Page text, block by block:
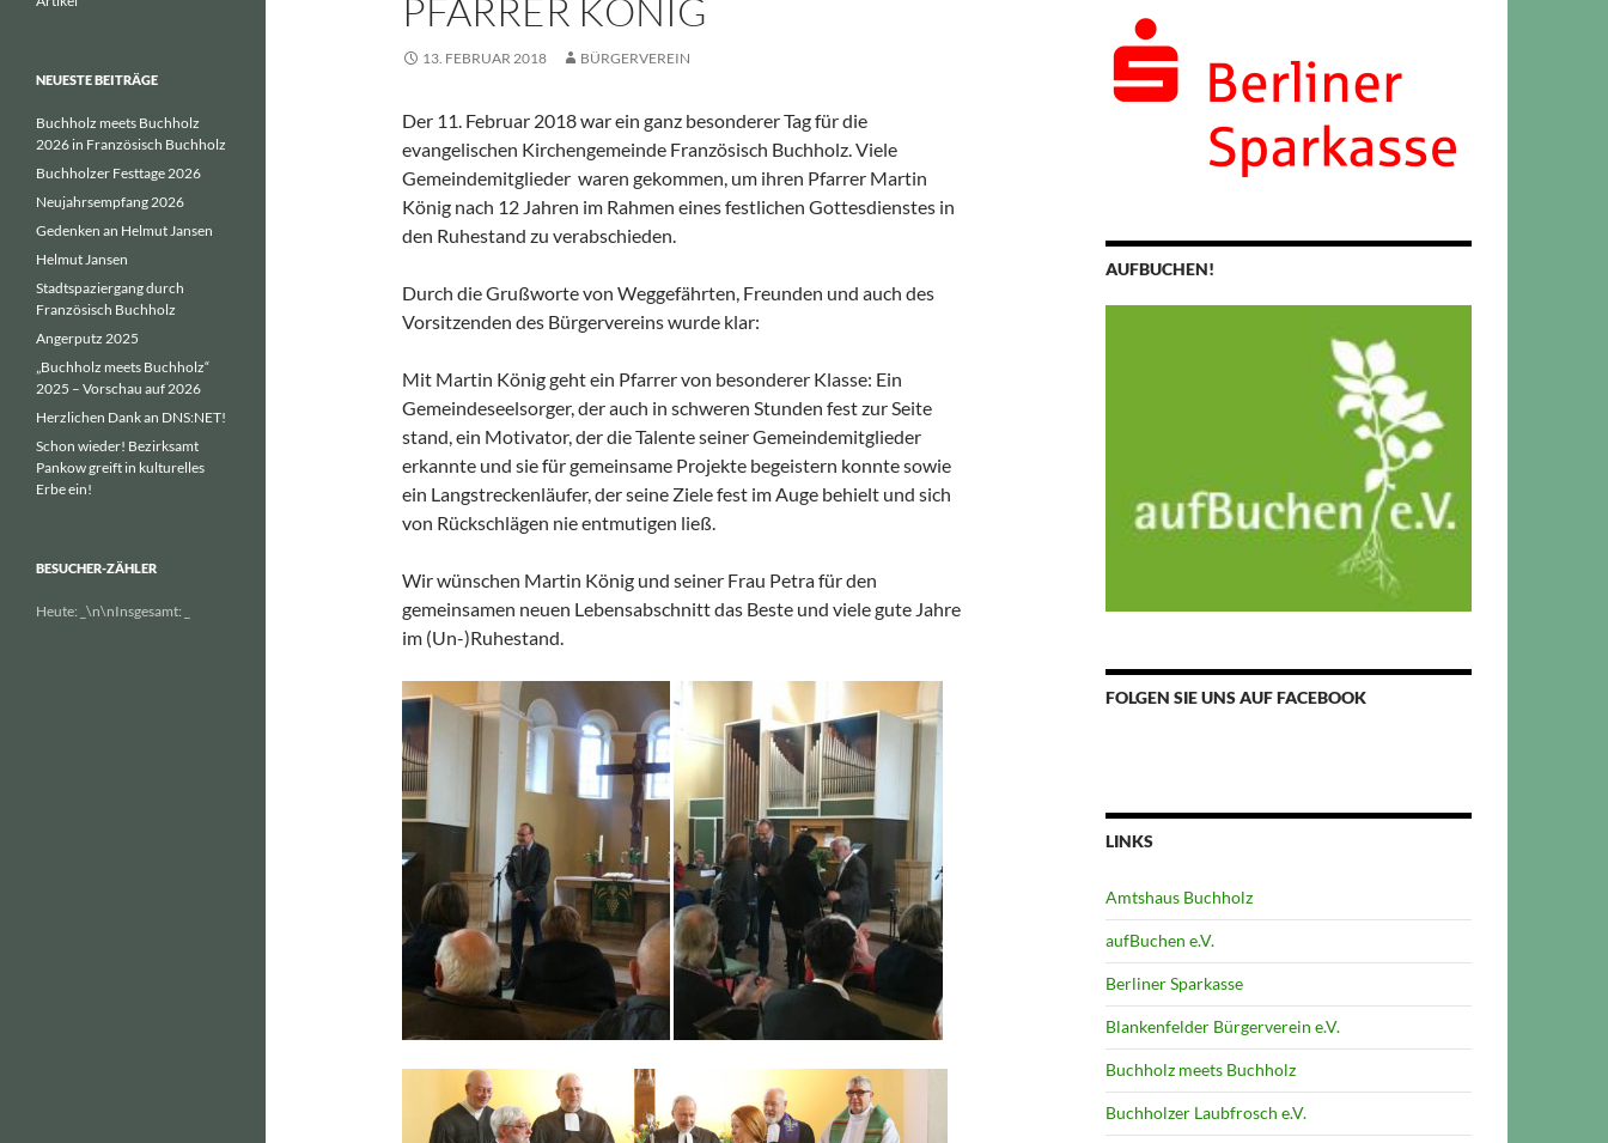
PFARRER KÖNIG
13. FEBRUAR 2018 BÜRGERVEREIN
Der 11. Februar 2018 war ein ganz besonderer Tag für die
evangelischen Kirchengemeinde Französisch Buchholz. Viele
Gemeindemitglieder waren gekommen, um ihren Pfarrer Martin
König nach 12 Jahren im Rahmen eines festlichen Gottesdienstes in
den Ruhestand zu verabschieden.
Durch die Grußworte von Weggefährten, Freunden und auch des
Vorsitzenden des Bürgervereins wurde klar:
Mit Martin König geht ein Pfarrer von besonderer Klasse: Ein
Gemeindeseelsorger, der auch in schweren Stunden fest zur Seite
stand, ein Motivator, der die Talente seiner Gemeindemitglieder
erkannte und sie für gemeinsame Projekte begeistern konnte sowie
ein Langstreckenläufer, der seine Ziele fest im Auge behielt und sich
von Rückschlägen nie entmutigen ließ.
Wir wünschen Martin König und seiner Frau Petra für den
gemeinsamen neuen Lebensabschnitt das Beste und viele gute Jahre
im (Un-)Ruhestand.
AUFBUCHEN!
FOLGEN SIE UNS AUF FACEBOOK
LINKS
Amtshaus Buchholz
aufBuchen e.V.
Berliner Sparkasse
Blankenfelder Bürgerverein e.V.
Buchholz meets Buchholz
Buchholzer Laubfrosch e.V.
NEUESTE BEITRÄGE
Buchholz meets Buchholz
2026 in Französisch Buchholz
Buchholzer Festtage 2026
Neujahrsempfang 2026
Gedenken an Helmut Jansen
Helmut Jansen
Stadtspaziergang durch
Französisch Buchholz
Angerputz 2025
„Buchholz meets Buchholz“
2025 – Vorschau auf 2026
Herzlichen Dank an DNS:NET!
Schon wieder! Bezirksamt
Pankow greift in kulturelles
Erbe ein!
BESUCHER-ZÄHLER
Heute: \n\nInsgesamt: